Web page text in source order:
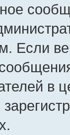
Если
в